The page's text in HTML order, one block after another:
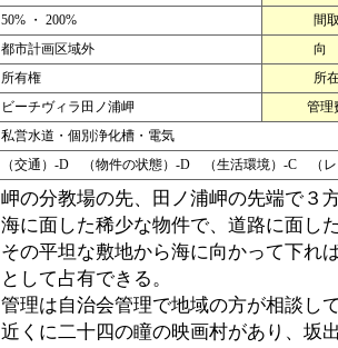
50% ・ 200%
間
都市計画区域外
向
所有権
所
ビーチヴィラ田ノ浦岬
管理
私営水道・個別浄化槽・電気
（交通）-D （物件の状態）-D （生活環境）-C （
岬の分教場の先、田ノ浦岬の先端で３
海に面した稀少な物件で、道路に面し
その平坦な敷地から海に向かって下れ
として占有できる。
管理は自治会管理で地域の方が相談し
近くに二十四の瞳の映画村があり、坂